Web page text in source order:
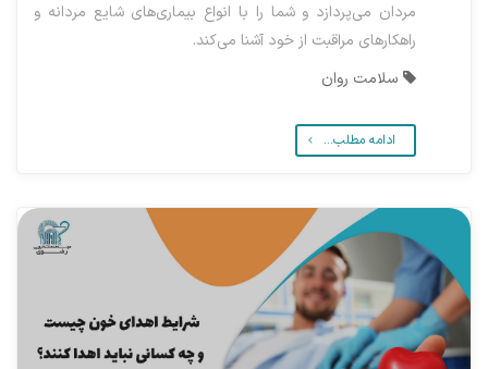
مردان می‌پردازد و شما را با انواع بیماری‌های شایع مردانه و
راهکارهای مراقبت از خود آشنا می‌کند.
سلامت روان
ادامه مطلب...